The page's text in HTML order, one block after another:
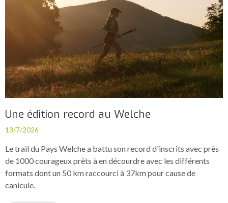
Une édition record au Welche
13/7/2026
Le trail du Pays Welche a battu son record d'inscrits avec près
de 1000 courageux prêts à en décourdre avec les différents
formats dont un 50 km raccourci à 37km pour cause de
canicule.